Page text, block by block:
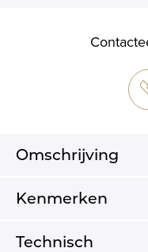
Omschrijving
Kenmerken
Technisch